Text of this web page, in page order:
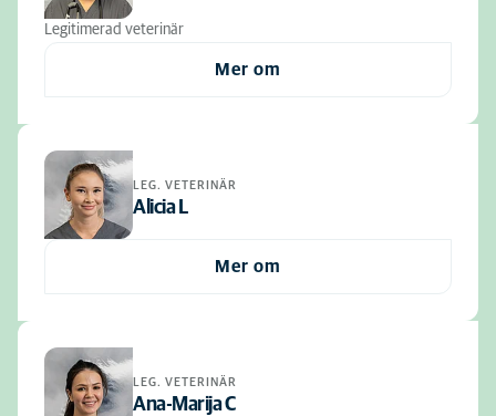
Legitimerad veterinär
Mer om
LEG. VETERINÄR
Alicia L
Mer om
LEG. VETERINÄR
Ana-Marija C